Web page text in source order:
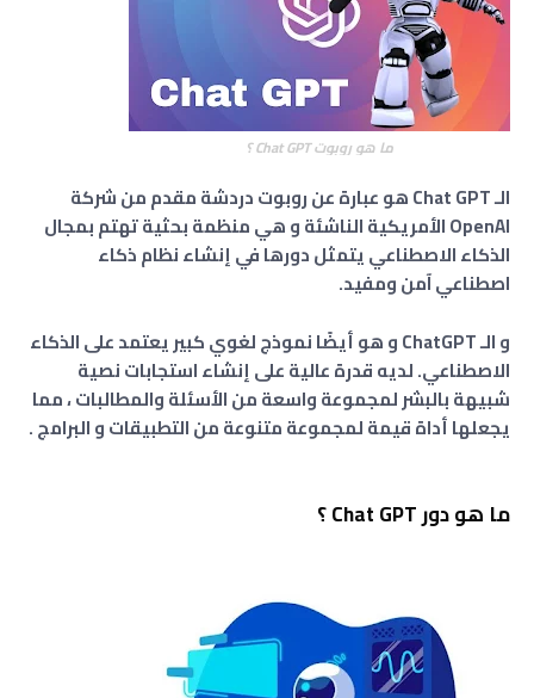
ما هو روبوت Chat GPT ؟
الـ Chat GPT هو عبارة عن روبوت دردشة مقدم من شركة
OpenAI الأمريكية الناشئة و هي منظمة بحثية تهتم بمجال
الذكاء الاصطناعي يتمثل دورها في إنشاء نظام ذكاء
اصطناعي آمن ومفيد.
و الـ ChatGPT و هو أيضًا نموذج لغوي كبير يعتمد على الذكاء
الاصطناعي. لديه قدرة عالية على إنشاء استجابات نصية
شبيهة بالبشر لمجموعة واسعة من الأسئلة والمطالبات ، مما
يجعلها أداة قيمة لمجموعة متنوعة من التطبيقات و البرامج .
ما هو دور Chat GPT ؟